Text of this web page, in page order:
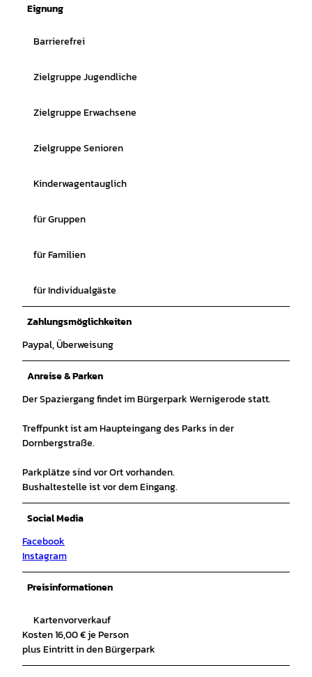
Eignung
Barrierefrei
Zielgruppe Jugendliche
Zielgruppe Erwachsene
Zielgruppe Senioren
Kinderwagentauglich
für Gruppen
für Familien
für Individualgäste
Zahlungsmöglichkeiten
Paypal, Überweisung
Anreise & Parken
Der Spaziergang findet im Bürgerpark Wernigerode statt.
Treffpunkt ist am Haupteingang des Parks in der
Dornbergstraße.
Parkplätze sind vor Ort vorhanden.
Bushaltestelle ist vor dem Eingang.
Social Media
Facebook
Instagram
Preisinformationen
Kartenvorverkauf
Kosten 16,00 € je Person
plus Eintritt in den Bürgerpark